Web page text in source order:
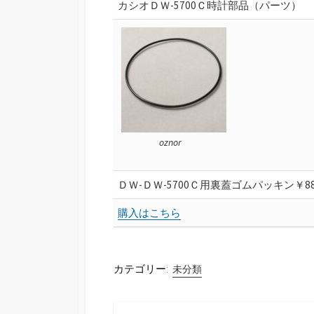
カシオＤＷ-5700Ｃ時計部品（パーツ）
oznor
ＤＷ-ＤＷ-5700Ｃ用裏蓋ゴムパッキン￥
購入はこちら
カテゴリー: 未分類